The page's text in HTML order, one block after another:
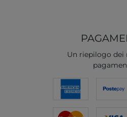
Un riepilogo dei